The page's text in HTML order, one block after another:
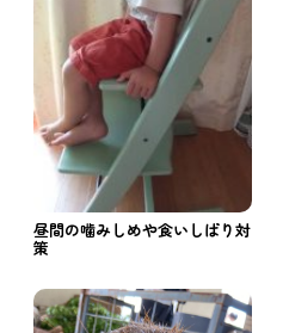
昼間の噛みしめや食いしばり対
策